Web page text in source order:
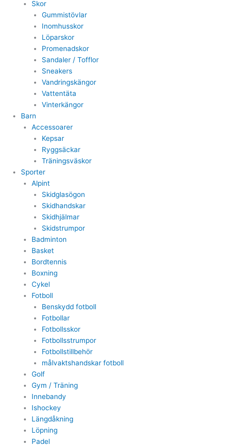
Skor
Gummistövlar
Inomhusskor
Löparskor
Promenadskor
Sandaler / Tofflor
Sneakers
Vandringskängor
Vattentäta
Vinterkängor
Barn
Accessoarer
Kepsar
Ryggsäckar
Träningsväskor
Sporter
Alpint
Skidglasögon
Skidhandskar
Skidhjälmar
Skidstrumpor
Badminton
Basket
Bordtennis
Boxning
Cykel
Fotboll
Benskydd fotboll
Fotbollar
Fotbollsskor
Fotbollsstrumpor
Fotbollstillbehör
målvaktshandskar fotboll
Golf
Gym / Träning
Innebandy
Ishockey
Längdåkning
Löpning
Padel